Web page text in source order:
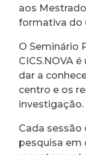
aos
formativa do
O Seminário
CICS.NOVA
dar a
centro e os
investigação.
Cada
pesquisa em